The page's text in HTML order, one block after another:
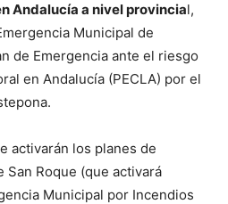
Andalucía a nivel provincial,
Municipal de
de Emergencia ante el riesgo
en Andalucía (PECLA) por el
activarán los planes de
San Roque (que activará
Municipal por Incendios